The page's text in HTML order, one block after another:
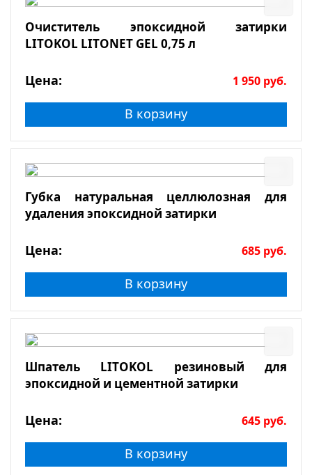
Очиститель эпоксидной затирки
LITOKOL LITONET GEL 0,75 л
Цена: 1 950 руб.
В корзину
Губка натуральная целлюлозная для
удаления эпоксидной затирки
Цена: 685 руб.
В корзину
Шпатель LITOKOL резиновый для
эпоксидной и цементной затирки
Цена: 645 руб.
В корзину